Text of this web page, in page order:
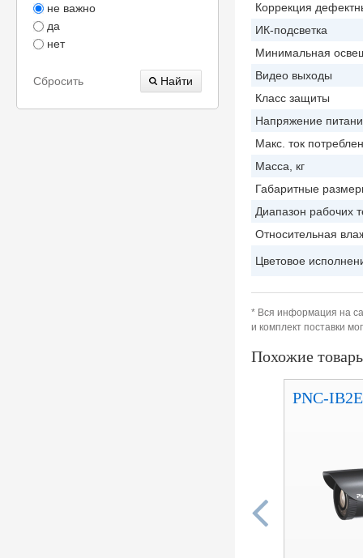
не важно
да
нет
Сбросить
Коррекция
ИК-подсветка
Минимальная
Видео выходы
Класс защиты
Напряжение
Макс. ток
Масса, кг
Габаритные
Диапазон рабочих
Относительная
Цветовое
* Вся информация на
и комплект поставки
Похожие
PNC-